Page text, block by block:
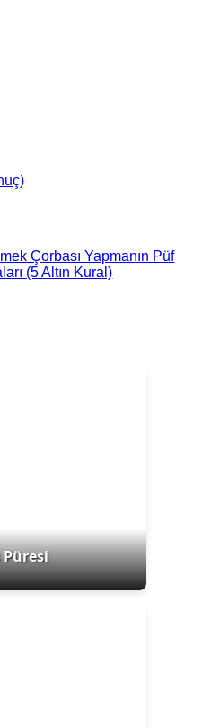
Çorbası Yapmanın Püf
(5 Altın Kural)